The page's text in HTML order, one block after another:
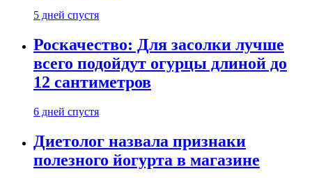
5 дней спустя
Роскачество: Для засолки лучше
всего подойдут огурцы длиной до
12 сантиметров
6 дней спустя
Диетолог назвала признаки
полезного йогурта в магазине